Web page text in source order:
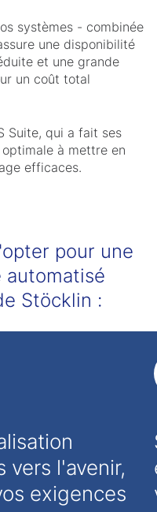
systèmes - combinée
une disponibilité
et une grande
un coût total
Suite, qui a fait ses
à mettre en
efficaces.
pour une
automatisé
Stöcklin :
vers l'avenir,
exigences